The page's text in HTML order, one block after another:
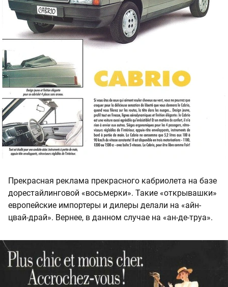
Прекрасная реклама прекрасного кабриолета на базе
дорестайлинговой «восьмерки». Такие «открывашки»
европейские импортеры и дилеры делали на «айн-
цвай-драй». Вернее, в данном случае на «ан-де-труа».